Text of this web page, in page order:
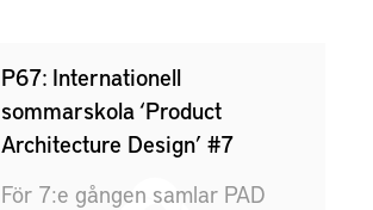
för ett givet produktionsavsnitt.
P67: Internationell
sommarskola ‘Product
Architecture Design’ #7
För 7:e gången samlar PAD